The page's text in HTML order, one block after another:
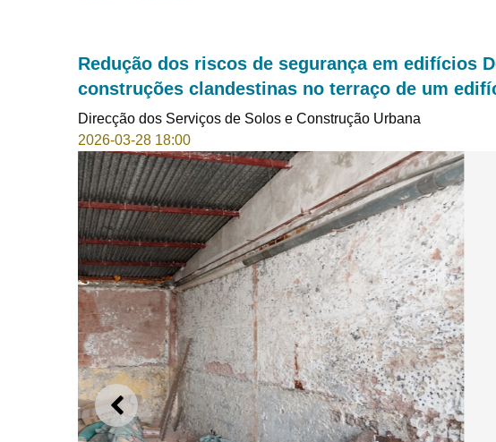
Redução dos riscos de segurança em edifícios
construções clandestinas no terraço de um
Direcção dos Serviços de Solos e Construção Urbana
2026-03-28 18:00
ANTERIOR